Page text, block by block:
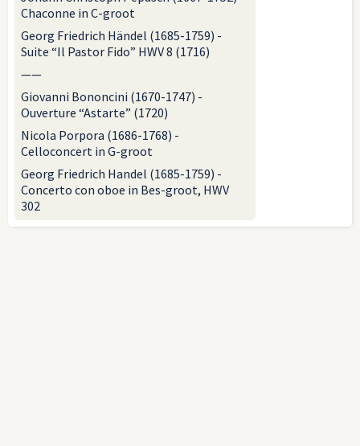
Chaconne in C-groot
Georg Friedrich Händel (1685-1759) -
Suite “Il Pastor Fido” HWV 8 (1716)
——
Giovanni Bononcini (1670-1747) -
Ouverture “Astarte” (1720)
Nicola Porpora (1686-1768) -
Celloconcert in G-groot
Georg Friedrich Handel (1685-1759) -
Concerto con oboe in Bes-groot, HWV
302